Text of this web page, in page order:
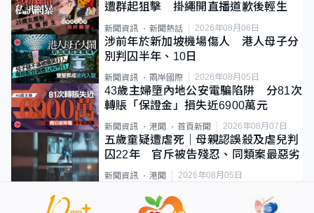
遭群起狙擊 掛繩開直播道歉後輕生
新聞資訊 新聞熱話 2026年08月06日
涉前年於新加坡機場傷人 港人母子分
別判囚半年、10日
新聞資訊 兩岸國際 2026年08月05日
43歲主婦墮內地公安電騙陷阱 分81次
轉賬「保證金」損失近6900萬元
新聞資訊 港聞 首頁新聞 2026年08月07日
五歲童疑遭虐死｜母親認誤殺及虐兒判
囚22年 官斥被告殘忍、同類案最惡劣
新聞資訊 港聞 2026年08月05日